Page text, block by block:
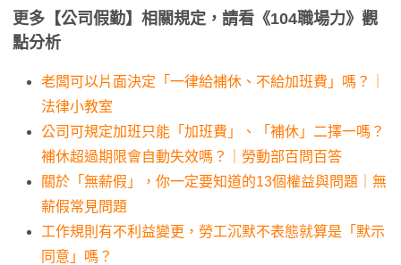
更多【公司假勤】相關規定，請看《104職場力》觀
點分析
老闆可以片面決定「一律給補休、不給加班費」嗎？｜
法律小教室
公司可規定加班只能「加班費」、「補休」二擇一嗎？
補休超過期限會自動失效嗎？｜勞動部百問百答
關於「無薪假」，你一定要知道的13個權益與問題｜無
薪假常見問題
工作規則有不利益變更，勞工沉默不表態就算是「默示
同意」嗎？